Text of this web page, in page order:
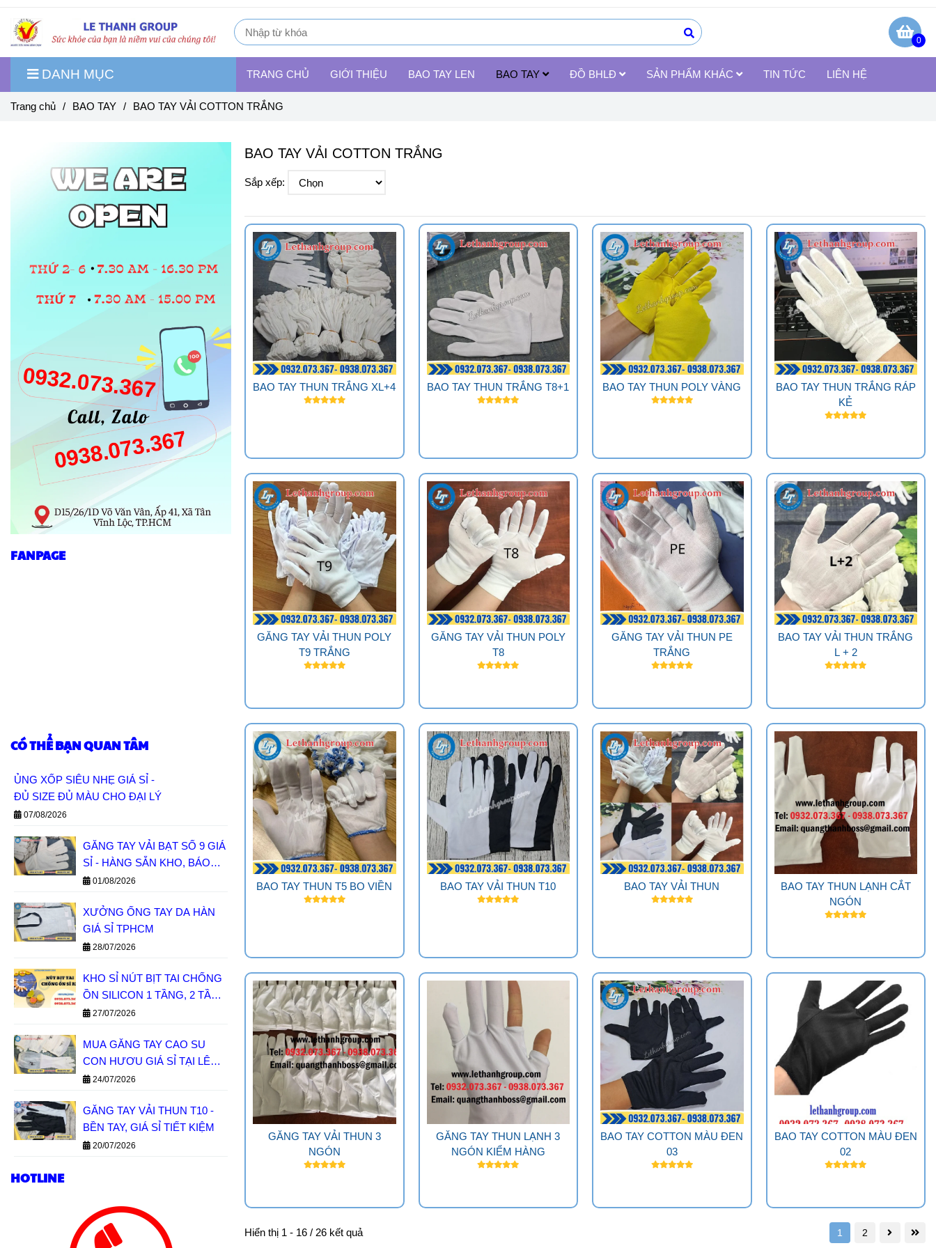
0
DANH MỤC TRANG CHỦ GIỚI THIỆU BAO TAY LEN BAO TAY ĐỒ BHLĐ SẢN PHẨM KHÁC TIN TỨC LIÊN HỆ
Trang chủ / BAO TAY / BAO TAY VẢI COTTON TRẮNG
BAO TAY VẢI COTTON TRẮNG
Sắp xếp:
BAO TAY THUN TRẮNG XL+4 BAO TAY THUN TRẮNG T8+1 BAO TAY THUN POLY VÀNG
BAO TAY THUN TRẮNG RÁP
KẺ
GĂNG TAY VẢI THUN POLY
T9 TRẮNG
GĂNG TAY VẢI THUN POLY
T8
GĂNG TAY VẢI THUN PE
TRẮNG
BAO TAY VẢI THUN TRẮNG
L + 2
BAO TAY THUN T5 BO VIỀN BAO TAY VẢI THUN T10 BAO TAY VẢI THUN
BAO TAY THUN LẠNH CẮT
NGÓN
GĂNG TAY VẢI THUN 3
NGÓN
GĂNG TAY THUN LẠNH 3
NGÓN KIỂM HÀNG
BAO TAY COTTON MÀU ĐEN
03
BAO TAY COTTON MÀU ĐEN
02
Hiển thị 1 - 16 / 26 kết quả 1 2
FANPAGE
CÓ THỂ BẠN QUAN TÂM
ỦNG XỐP SIÊU NHẸ GIÁ SỈ -
ĐỦ SIZE ĐỦ MÀU CHO ĐẠI LÝ
07/08/2026
GĂNG TAY VẢI BẠT SỐ 9 GIÁ
SỈ - HÀNG SẴN KHO, BÁO
GIÁ NHANH
01/08/2026
XƯỞNG ỐNG TAY DA HÀN
GIÁ SỈ TPHCM
28/07/2026
KHO SỈ NÚT BỊT TAI CHỐNG
ỒN SILICON 1 TẦNG, 2 TẦNG
GIÁ SỈ MIỀN NAM
27/07/2026
MUA GĂNG TAY CAO SU
CON HƯƠU GIÁ SỈ TẠI LÊ
THANH
24/07/2026
GĂNG TAY VẢI THUN T10 -
BỀN TAY, GIÁ SỈ TIẾT KIỆM
20/07/2026
HOTLINE